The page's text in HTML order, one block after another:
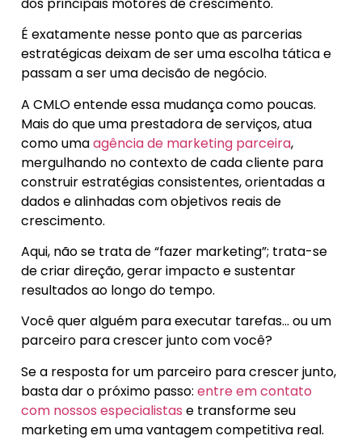
É exatamente nesse ponto que as parcerias
estratégicas deixam de ser uma escolha tática e
passam a ser uma decisão de negócio.
A CMLO entende essa mudança como poucas.
Mais do que uma prestadora de serviços, atua
como umaagência de marketing parceira,
mergulhando no contexto de cada cliente para
construir estratégias consistentes, orientadas a
dados e alinhadas com objetivos reais de
crescimento.
Aqui, não se trata de “fazer marketing”; trata-se
de criar direção, gerar impacto e sustentar
resultados ao longo do tempo.
Você quer alguém para executar tarefas… ou um
parceiro para crescer junto com você?
Se a resposta for um parceiro para crescer junto,
basta dar o próximo passo: entre em contato
com nossos especialistas e transforme seu
marketing em uma vantagem competitiva real.